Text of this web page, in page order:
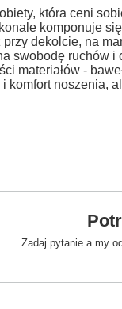
która ceni
komponuje
dekolcie, na
swobodę ruchów i
materiałów -
komfort noszenia,
Zadaj pytanie a my